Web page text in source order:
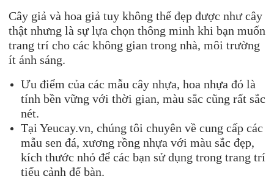
Cây giả và hoa giả tuy không thể đẹp được như cây
thật nhưng là sự lựa chọn thông minh khi bạn muốn
trang trí cho các không gian trong nhà, môi trường
ít ánh sáng.
Ưu điểm của các mẫu cây nhựa, hoa nhựa đó là
tính bền vững với thời gian, màu sắc cũng rất sắc
nét.
Tại Yeucay.vn, chúng tôi chuyên về cung cấp các
mẫu sen đá, xương rồng nhựa với màu sắc đẹp,
kích thước nhỏ để các bạn sử dụng trong trang trí
tiểu cảnh để bàn.